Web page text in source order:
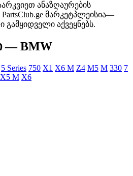
ანაზღაურების
მარკეტპლეისია—
აქვეყნებს.
— BMW
5 Series 750 X1 X6 M Z4 M5 M 330 7
X5 M X6